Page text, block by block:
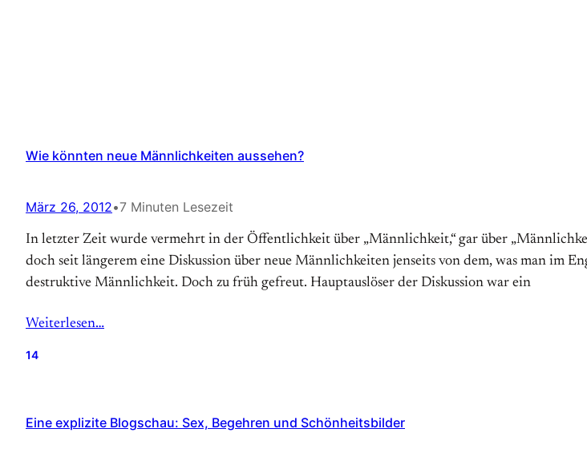
Wie könnten neue Männlichkeiten aussehen?
März 26, 2012•7 Minuten Lesezeit
In letzter Zeit wurde vermehrt in der Öffentlichkeit über „Männlichkeit,“ gar über
doch seit längerem eine Diskussion über neue Männlichkeiten jenseits von dem, was man im
destruktive Männlichkeit. Doch zu früh gefreut. Hauptauslöser der Diskussion war ein
Weiterlesen…
14
Eine explizite Blogschau: Sex, Begehren und Schönheitsbilder